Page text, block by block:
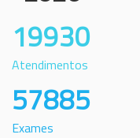
19930
Atendimentos
57885
Exames